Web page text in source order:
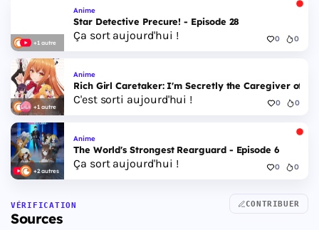
+1 autre
Anime
Star Detective Precure! - Episode 28
Ça sort aujourd'hui ! 0 0
+1 autre
Anime
Rich Girl Caretaker: I'm Secretly the Caregiver of
C'est sorti aujourd'hui ! 0 0
+2 autres
Anime
The World's Strongest Rearguard - Episode 6
Ça sort aujourd'hui ! 0 0
VÉRIFICATION
Sources
CONTRIBUER